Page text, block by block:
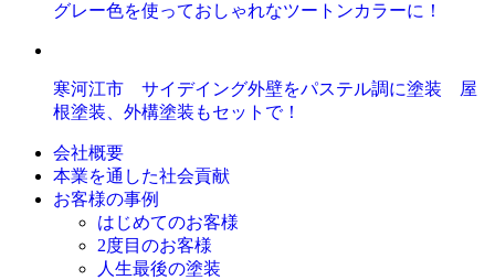
グレー色を使っておしゃれなツートンカラーに！
寒河江市 サイデイング外壁をパステル調に塗装 屋
根塗装、外構塗装もセットで！
会社概要
本業を通した社会貢献
お客様の事例
はじめてのお客様
2度目のお客様
人生最後の塗装